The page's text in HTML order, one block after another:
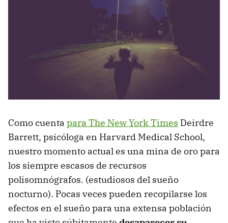
Como cuenta para The New York Times Deirdre
Barrett, psicóloga en Harvard Medical School,
nuestro momento actual es una mina de oro para
los siempre escasos de recursos
polisomnógrafos. (estudiosos del sueño
nocturno). Pocas veces pueden recopilarse los
efectos en el sueño para una extensa población